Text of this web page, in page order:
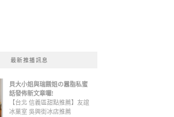
最新推播訊息
貝大小姐與瑞餚姐の囂脂私蜜
話發佈新文章囉!
【台北 信義區甜點推薦】友誼
冰菓室 吳興街冰店推薦